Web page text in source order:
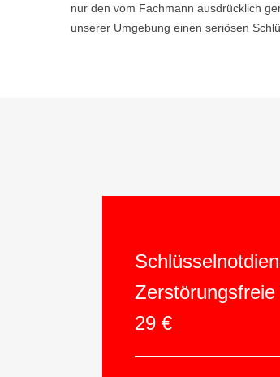
nur den vom Fachmann ausdrücklich
unserer Umgebung einen seriösen
29 €